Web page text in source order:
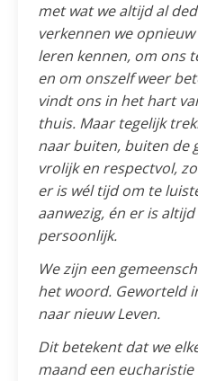
met wat we altijd al
verkennen we
leren kennen, om ons
en om onszelf weer
vindt ons in het hart
thuis. Maar tegelijk
naar buiten, buiten de
vrolijk en respectvol,
er is wél tijd om te
aanwezig, én er is
persoonlijk.
We zijn een
het woord. Geworteld
naar nieuw Leven.
Dit betekent dat we
maand een